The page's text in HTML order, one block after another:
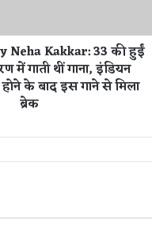
Neha Kakkar: 33 की हुईं
में गाती थीं गाना, इंडियन
के बाद इस गाने से मिला
ब्रेक